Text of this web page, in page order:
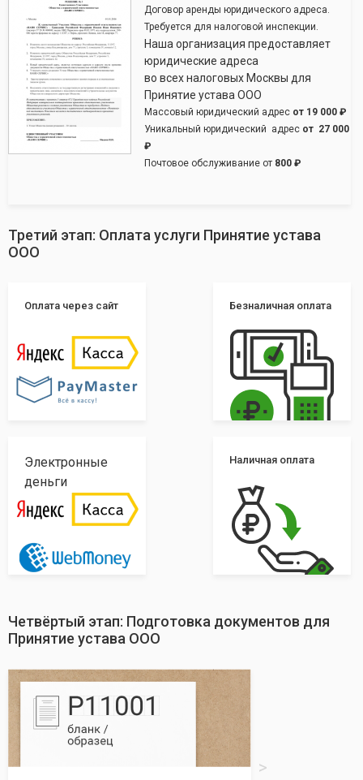
Договор аренды юридического адреса.
Требуется для налоговой инспекции.
Наша организация предоставляет
юридические адреса
во всех налоговых Москвы для
Принятие устава ООО
Массовый юридический адрес от 19 000 ₽
Уникальный юридический адрес от 27 000
₽
Почтовое обслуживание от 800 ₽
Третий этап: Оплата услуги Принятие устава
ООО
Оплата через сайт Безналичная оплата
Электронные
деньги
Наличная оплата
Четвёртый этап: Подготовка документов для
Принятие устава ООО